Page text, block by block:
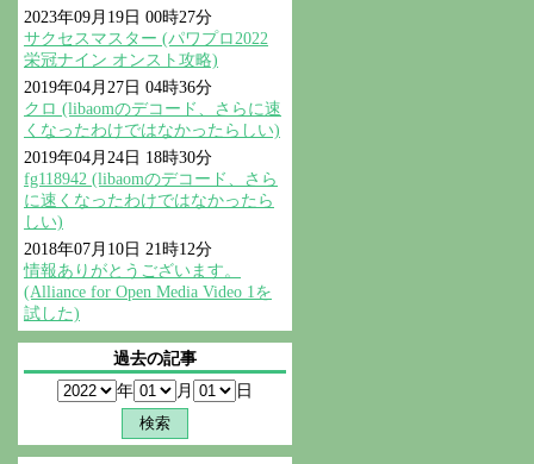
2023年09月19日 00時27分
サクセスマスター (パワプロ2022
栄冠ナイン オンスト攻略)
2019年04月27日 04時36分
クロ (libaomのデコード、さらに速
くなったわけではなかったらしい)
2019年04月24日 18時30分
fg118942 (libaomのデコード、さら
に速くなったわけではなかったら
しい)
2018年07月10日 21時12分
情報ありがとうございます。
(Alliance for Open Media Video 1を
試した)
過去の記事
年
月 日